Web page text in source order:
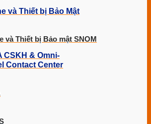
và Thiết bị Bảo Mật
và Thiết bị Bảo mật SNOM
CSKH & Omni-
Contact Center